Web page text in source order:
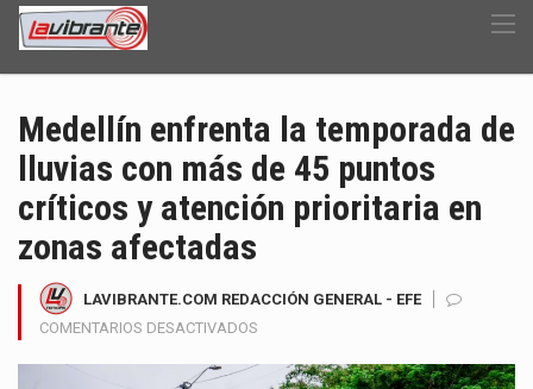
Medellín enfrenta la temporada de
lluvias con más de 45 puntos
críticos y atención prioritaria en
zonas afectadas
LAVIBRANTE.COM REDACCIÓN GENERAL - EFE
COMENTARIOS DESACTIVADOS
ENFRENTA